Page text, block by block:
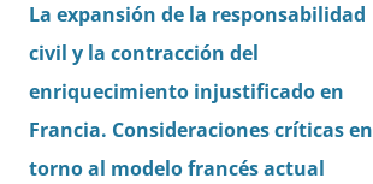
La expansión de la responsabilidad
civil y la contracción del
enriquecimiento injustificado en
Francia. Consideraciones críticas en
torno al modelo francés actual